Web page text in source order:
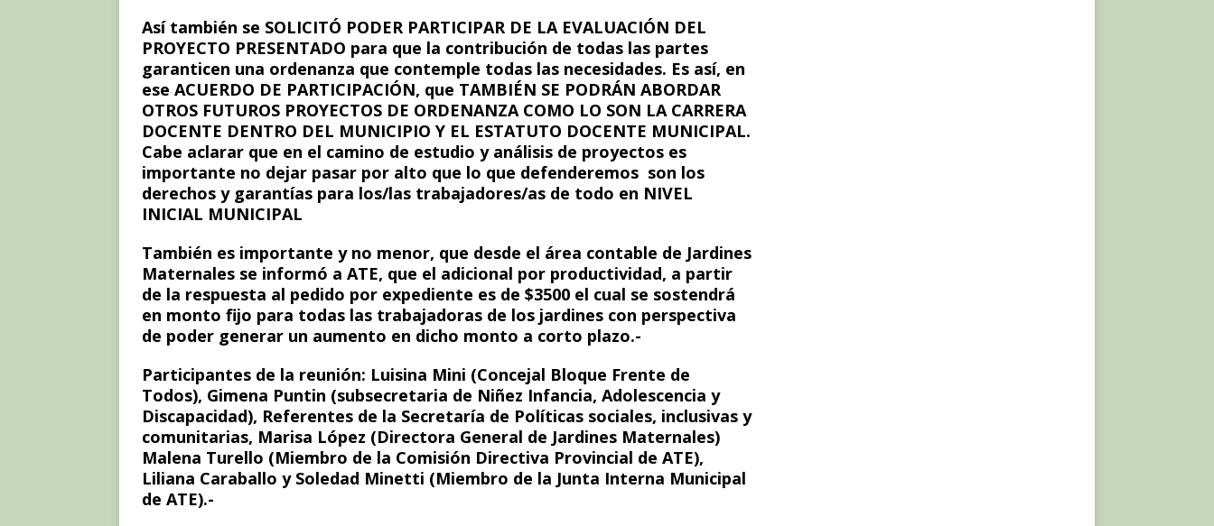
Así también se SOLICITÓ PODER PARTICIPAR DE LA EVALUACIÓN DEL
PROYECTO PRESENTADO para que la contribución de todas las partes
garanticen una ordenanza que contemple todas las necesidades. Es así, en
ese ACUERDO DE PARTICIPACIÓN, que TAMBIÉN SE PODRÁN ABORDAR
OTROS FUTUROS PROYECTOS DE ORDENANZA COMO LO SON LA CARRERA
DOCENTE DENTRO DEL MUNICIPIO Y EL ESTATUTO DOCENTE MUNICIPAL.
Cabe aclarar que en el camino de estudio y análisis de proyectos es
importante no dejar pasar por alto que lo que defenderemos son los
derechos y garantías para los/las trabajadores/as de todo en NIVEL
INICIAL MUNICIPAL
También es importante y no menor, que desde el área contable de Jardines
Maternales se informó a ATE, que el adicional por productividad, a partir
de la respuesta al pedido por expediente es de $3500 el cual se sostendrá
en monto fijo para todas las trabajadoras de los jardines con perspectiva
de poder generar un aumento en dicho monto a corto plazo.-
Participantes de la reunión: Luisina Mini (Concejal Bloque Frente de
Todos), Gimena Puntin (subsecretaria de Niñez Infancia, Adolescencia y
Discapacidad), Referentes de la Secretaría de Políticas sociales, inclusivas y
comunitarias, Marisa López (Directora General de Jardines Maternales)
Malena Turello (Miembro de la Comisión Directiva Provincial de ATE),
Liliana Caraballo y Soledad Minetti (Miembro de la Junta Interna Municipal
de ATE).-